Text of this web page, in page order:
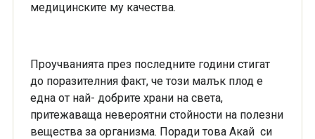
медицинските му качества.
Проучванията през последните години стигат
до поразителния факт, че този малък плод е
една от най- добрите храни на света,
притежаваща невероятни стойности на полезни
вещества за организма. Поради това Акай си